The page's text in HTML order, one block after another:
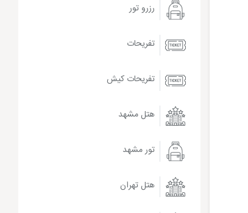
رزرو تور
تفریحات
تفریحات کیش
هتل مشهد
تور مشهد
هتل تهران